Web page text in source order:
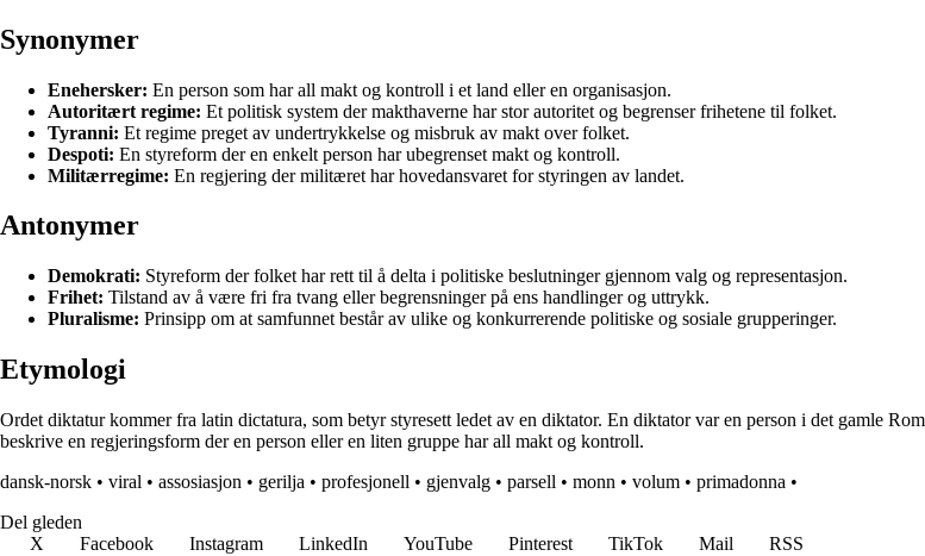
Synonymer
Enehersker: En person som har all makt og kontroll i et land eller en organisasjon.
Autoritært regime: Et politisk system der makthaverne har stor autoritet og begrenser frihetene til folket.
Tyranni: Et regime preget av undertrykkelse og misbruk av makt over folket.
Despoti: En styreform der en enkelt person har ubegrenset makt og kontroll.
Militærregime: En regjering der militæret har hovedansvaret for styringen av landet.
Antonymer
Demokrati: Styreform der folket har rett til å delta i politiske beslutninger gjennom valg og representasjon.
Frihet: Tilstand av å være fri fra tvang eller begrensninger på ens handlinger og uttrykk.
Pluralisme: Prinsipp om at samfunnet består av ulike og konkurrerende politiske og sosiale grupperinger.
Etymologi
Ordet diktatur kommer fra latin dictatura, som betyr styresett ledet av en diktator. En diktator var en person i det gamle
beskrive en regjeringsform der en person eller en liten gruppe har all makt og kontroll.
dansk-norsk • viral • assosiasjon • gerilja • profesjonell • gjenvalg • parsell • monn • volum • primadonna •
Del gleden
X
Facebook Instagram LinkedIn YouTube Pinterest TikTok Mail
RSS